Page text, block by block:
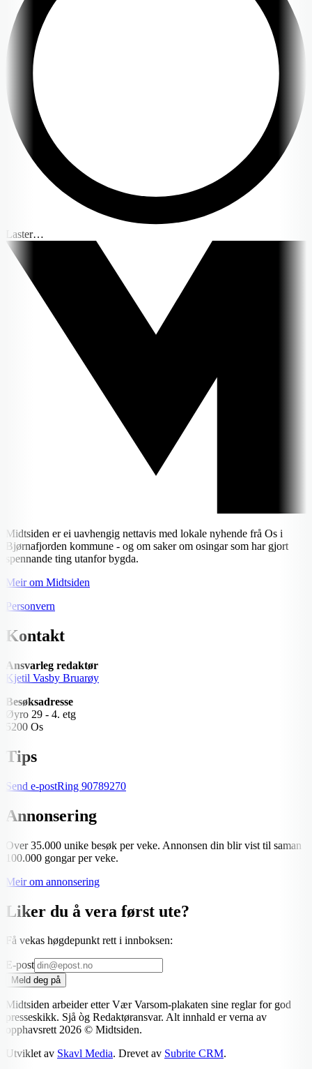
Laster…
Midtsiden er ei uavhengig nettavis med lokale nyhende frå Os i
Bjørnafjorden kommune - og om saker om osingar som har gjort
spennande ting utanfor bygda.
Meir om Midtsiden
Personvern
Kontakt
Ansvarleg redaktør
Kjetil Vasby Bruarøy
Besøksadresse
Øyro 29 - 4. etg
5200 Os
Tips
Send e-postRing 90789270
Annonsering
Over 35.000 unike besøk per veke. Annonsen din blir vist til saman
100.000 gongar per veke.
Meir om annonsering
Liker du å vera først ute?
Få vekas høgdepunkt rett i innboksen:
E-post
Meld deg på
Midtsiden arbeider etter Vær Varsom-plakaten sine reglar for god
presseskikk. Sjå òg Redaktøransvar. Alt innhald er verna av
opphavsrett2026 © Midtsiden.
Utviklet av Skavl Media. Drevet av Subrite CRM.